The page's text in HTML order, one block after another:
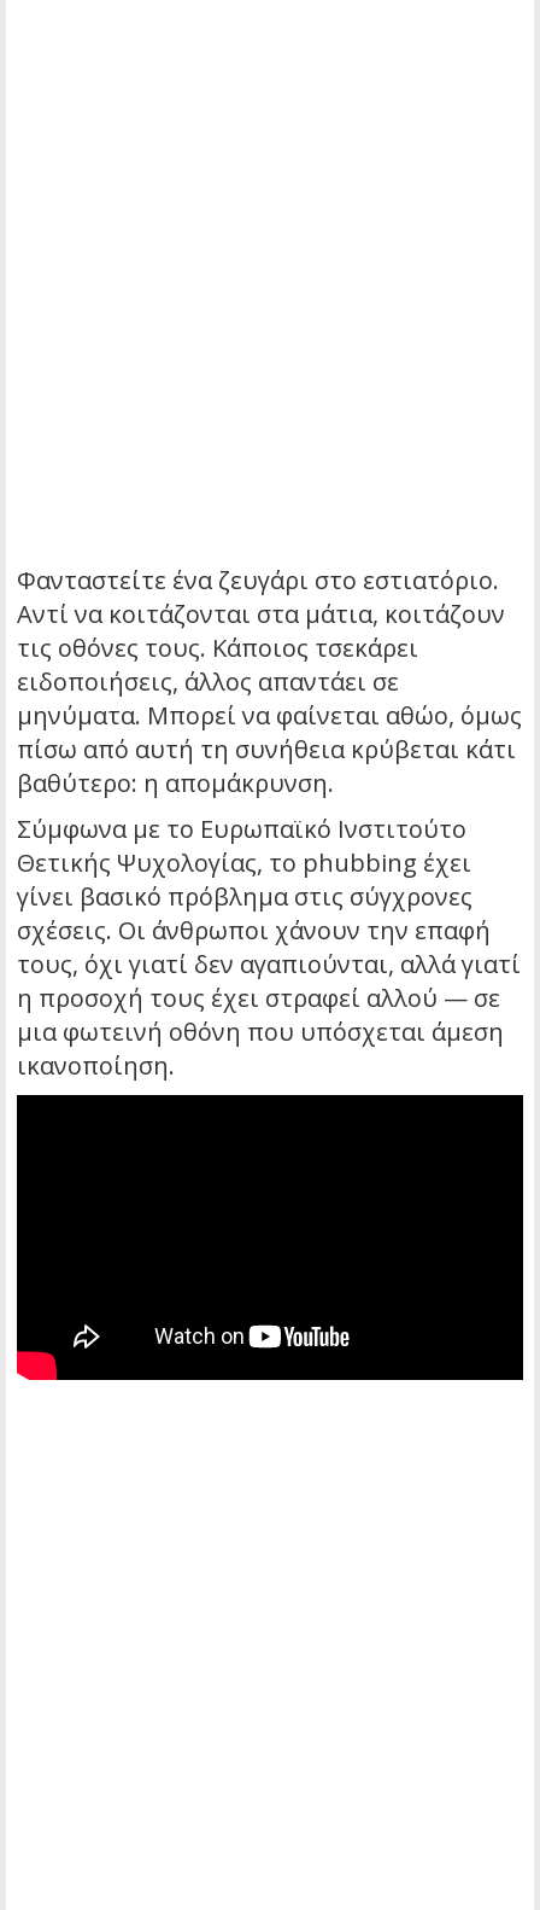
Φανταστείτε ένα ζευγάρι στο εστιατόριο.
Αντί να κοιτάζονται στα μάτια, κοιτάζουν
τις οθόνες τους. Κάποιος τσεκάρει
ειδοποιήσεις, άλλος απαντάει σε
μηνύματα. Μπορεί να φαίνεται αθώο, όμως
πίσω από αυτή τη συνήθεια κρύβεται κάτι
βαθύτερο: η απομάκρυνση.
Σύμφωνα με το Ευρωπαϊκό Ινστιτούτο
Θετικής Ψυχολογίας, το phubbing έχει
γίνει βασικό πρόβλημα στις σύγχρονες
σχέσεις. Οι άνθρωποι χάνουν την επαφή
τους, όχι γιατί δεν αγαπιούνται, αλλά γιατί
η προσοχή τους έχει στραφεί αλλού — σε
μια φωτεινή οθόνη που υπόσχεται άμεση
ικανοποίηση.